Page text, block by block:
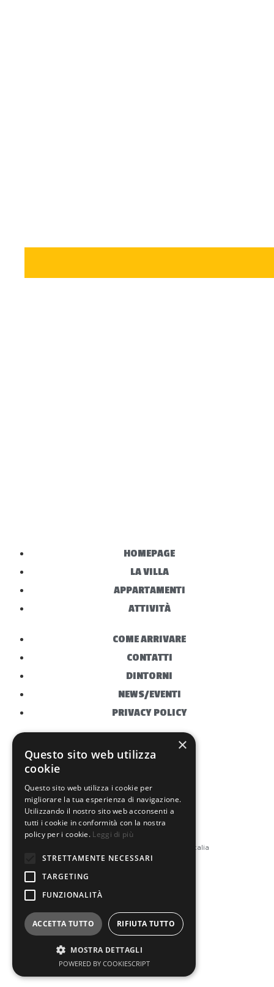
HOMEPAGE
LA VILLA
APPARTAMENTI
ATTIVITÀ
COME ARRIVARE
CONTATTI
DINTORNI
NEWS/EVENTI
PRIVACY POLICY
ITA–ENG
Via Madonna del Rivaio 63
52043 Castiglion Fiorentino Arezzo Italia
Tel3396621880
Email:
×
Questo sito web utilizza
cookie
Questo sito web utilizza i cookie per
migliorare la tua esperienza di navigazione.
Utilizzando il nostro sito web acconsenti a
tutti i cookie in conformità con la nostra
policy per i cookie. Leggi di più
STRETTAMENTE NECESSARI
TARGETING
FUNZIONALITÀ
ACCETTA TUTTO RIFIUTA TUTTO
MOSTRA DETTAGLI
POWERED BY COOKIESCRIPT